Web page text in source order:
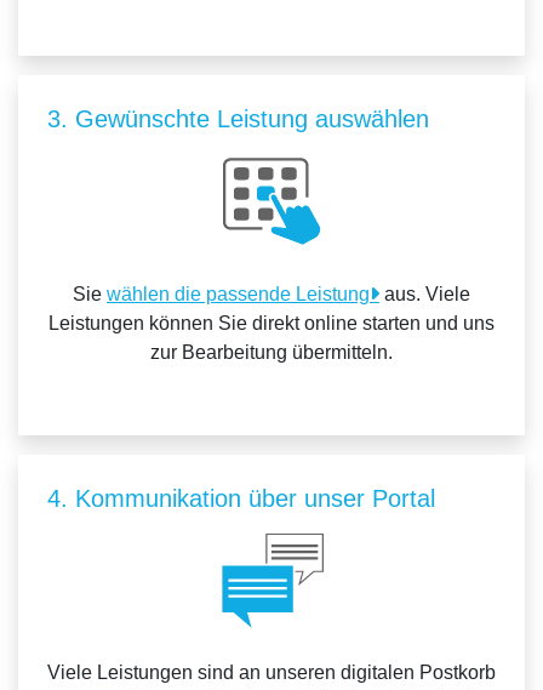
3. Gewünschte Leistung auswählen
Sie wählen die passende Leistung
aus. Viele
Leistungen können Sie direkt online starten und uns
zur Bearbeitung übermitteln.
4. Kommunikation über unser Portal
Viele Leistungen sind an unseren digitalen Postkorb